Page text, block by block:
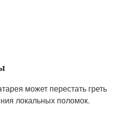
может перестать греть
локальных поломок.